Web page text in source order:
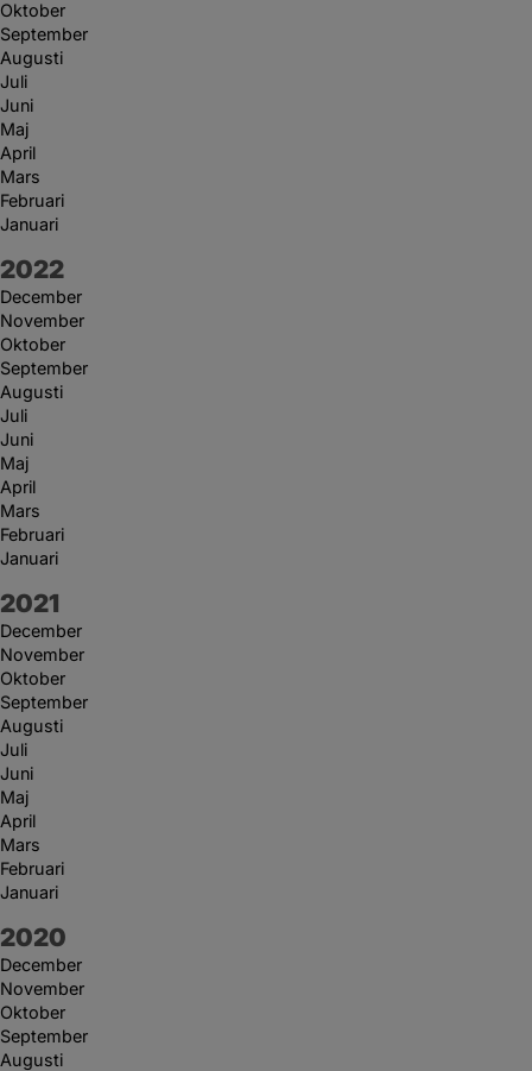
Oktober
September
Augusti
Juli
Juni
Maj
April
Mars
Februari
Januari
År:
2022
December
November
Oktober
September
Augusti
Juli
Juni
Maj
April
Mars
Februari
Januari
År:
2021
December
November
Oktober
September
Augusti
Juli
Juni
Maj
April
Mars
Februari
Januari
År:
2020
December
November
Oktober
September
Augusti